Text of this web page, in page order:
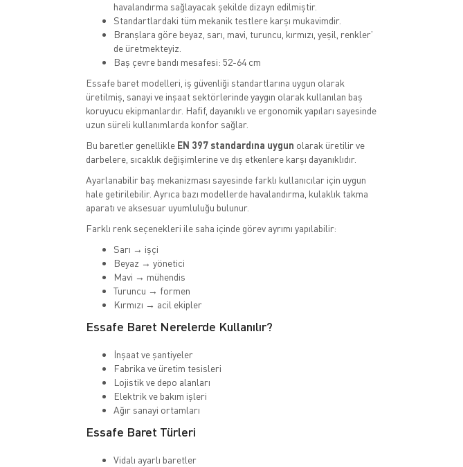
havalandırma sağlayacak şekilde dizayn edilmiştir.
Standartlardaki tüm mekanik testlere karşı mukavimdir.
Branşlara göre beyaz, sarı, mavi, turuncu, kırmızı, yeşil, renkler’
de üretmekteyiz.
Baş çevre bandı mesafesi: 52-64 cm
Essafe baret modelleri, iş güvenliği standartlarına uygun olarak
üretilmiş, sanayi ve inşaat sektörlerinde yaygın olarak kullanılan baş
koruyucu ekipmanlardır. Hafif, dayanıklı ve ergonomik yapıları sayesinde
uzun süreli kullanımlarda konfor sağlar.
Bu baretler genellikle EN 397 standardına uygun olarak üretilir ve
darbelere, sıcaklık değişimlerine ve dış etkenlere karşı dayanıklıdır.
Ayarlanabilir baş mekanizması sayesinde farklı kullanıcılar için uygun
hale getirilebilir. Ayrıca bazı modellerde havalandırma, kulaklık takma
aparatı ve aksesuar uyumluluğu bulunur.
Farklı renk seçenekleri ile saha içinde görev ayrımı yapılabilir:
Sarı → işçi
Beyaz → yönetici
Mavi → mühendis
Turuncu → formen
Kırmızı → acil ekipler
Essafe Baret Nerelerde Kullanılır?
İnşaat ve şantiyeler
Fabrika ve üretim tesisleri
Lojistik ve depo alanları
Elektrik ve bakım işleri
Ağır sanayi ortamları
Essafe Baret Türleri
Vidalı ayarlı baretler